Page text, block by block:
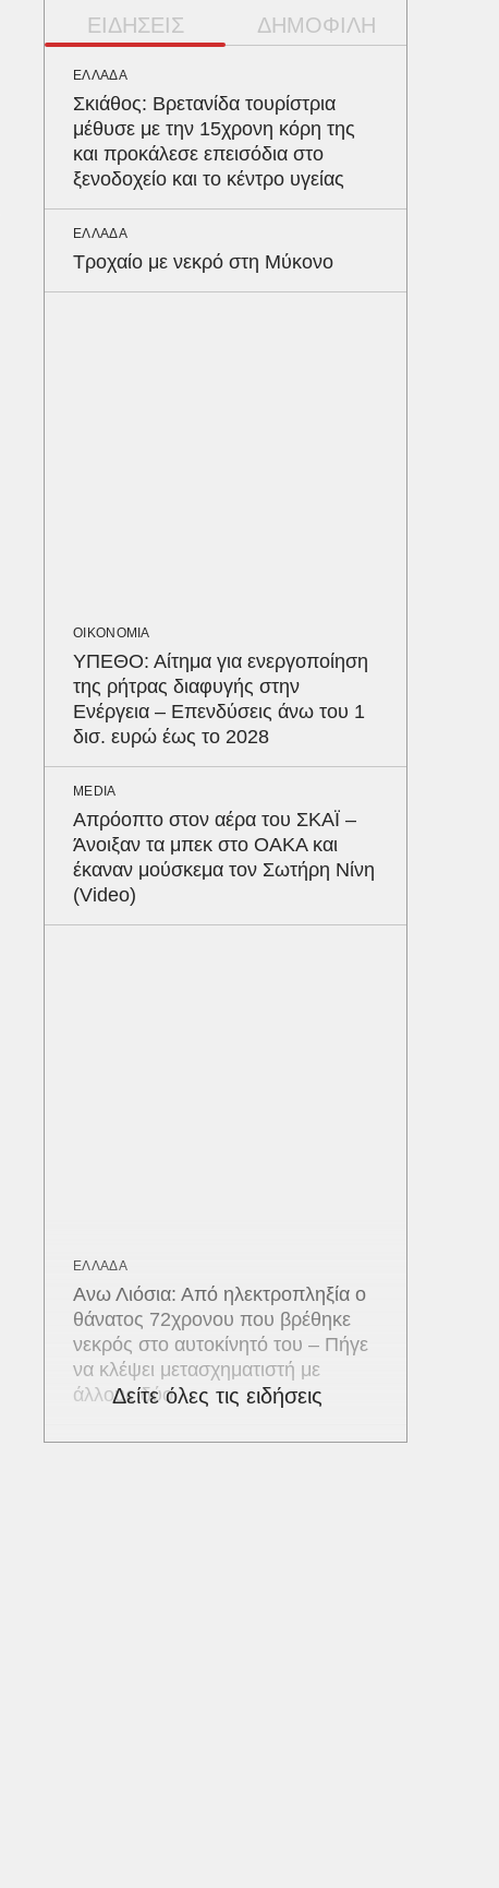
ΕΙΔΗΣΕΙΣ ΔΗΜΟΦΙΛΗ
ΕΛΛΑΔΑ
Σκιάθος: Βρετανίδα τουρίστρια
μέθυσε με την 15χρονη κόρη της
και προκάλεσε επεισόδια στο
ξενοδοχείο και το κέντρο υγείας
ΕΛΛΑΔΑ
Τροχαίο με νεκρό στη Μύκονο
ΟΙΚΟΝΟΜΙΑ
ΥΠΕΘΟ: Αίτημα για ενεργοποίηση
της ρήτρας διαφυγής στην
Ενέργεια – Επενδύσεις άνω του 1
δισ. ευρώ έως το 2028
MEDIA
Απρόοπτο στον αέρα του ΣΚΑΪ –
Άνοιξαν τα μπεκ στο ΟΑΚΑ και
έκαναν μούσκεμα τον Σωτήρη Νίνη
(Video)
ΕΛΛΑΔΑ
Ανω Λιόσια: Από ηλεκτροπληξία ο
θάνατος 72χρονου που βρέθηκε
νεκρός στο αυτοκίνητό του – Πήγε
να κλέψει μετασχηματιστή με
άλλους δύο
Δείτε όλες τις ειδήσεις